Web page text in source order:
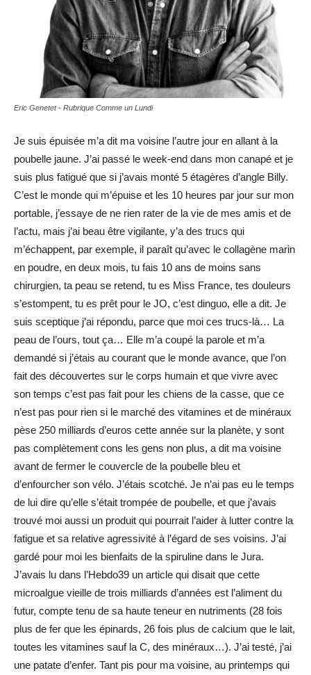
Eric Genetet - Rubrique Comme un Lundi
Je suis épuisée m’a dit ma voisine l’autre jour en allant à la
poubelle jaune. J’ai passé le week-end dans mon canapé et je
suis plus fatigué que si j’avais monté 5 étagères d’angle Billy.
C’est le monde qui m’épuise et les 10 heures par jour sur mon
portable, j’essaye de ne rien rater de la vie de mes amis et de
l’actu, mais j’ai beau être vigilante, y’a des trucs qui
m’échappent, par exemple, il paraît qu’avec le collagène marin
en poudre, en deux mois, tu fais 10 ans de moins sans
chirurgien, ta peau se retend, tu es Miss France, tes douleurs
s’estompent, tu es prêt pour le JO, c’est dinguo, elle a dit. Je
suis sceptique j’ai répondu, parce que moi ces trucs-là… La
peau de l’ours, tout ça… Elle m’a coupé la parole et m’a
demandé si j’étais au courant que le monde avance, que l’on
fait des découvertes sur le corps humain et que vivre avec
son temps c’est pas fait pour les chiens de la casse, que ce
n’est pas pour rien si le marché des vitamines et de minéraux
pèse 250 milliards d’euros cette année sur la planète, y sont
pas complètement cons les gens non plus, a dit ma voisine
avant de fermer le couvercle de la poubelle bleu et
d’enfourcher son vélo. J’étais scotché. Je n’ai pas eu le temps
de lui dire qu’elle s’était trompée de poubelle, et que j’avais
trouvé moi aussi un produit qui pourrait l’aider à lutter contre la
fatigue et sa relative agressivité à l’égard de ses voisins. J’ai
gardé pour moi les bienfaits de la spiruline dans le Jura.
J’avais lu dans l’Hebdo39 un article qui disait que cette
microalgue vieille de trois milliards d’années est l’aliment du
futur, compte tenu de sa haute teneur en nutriments (28 fois
plus de fer que les épinards, 26 fois plus de calcium que le lait,
toutes les vitamines sauf la C, des minéraux…). J’ai testé, j’ai
une patate d’enfer. Tant pis pour ma voisine, au printemps qui